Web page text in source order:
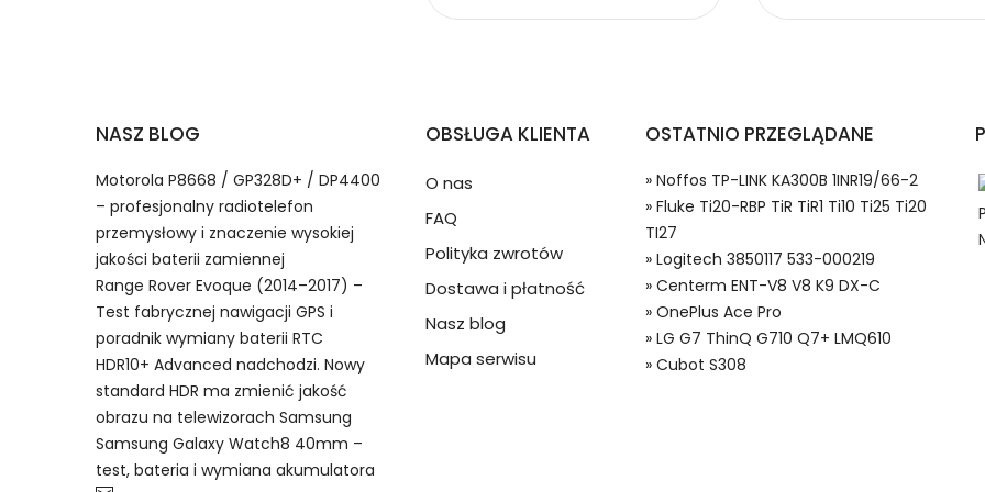
Dzięki ochronie kupujących w systemie PayPal możesz odzyskać całkowitą wartość
przedmiot do Ciebie nie dotrze lub będzie się znacznie różnić od opisu.
Model urządzenia
Numer produktu baterii
Fluke 40071698 bateria, 40071698 Baterie do Sterowników PLC, Alternatywna bateria do Fluke
TI27 akumulator.
NASZ BLOG
Motorola P8668 / GP328D+ / DP4400
– profesjonalny radiotelefon
przemysłowy i znaczenie wysokiej
jakości baterii zamiennej
Range Rover Evoque (2014–2017) –
Test fabrycznej nawigacji GPS i
poradnik wymiany baterii RTC
HDR10+ Advanced nadchodzi. Nowy
standard HDR ma zmienić jakość
obrazu na telewizorach Samsung
Samsung Galaxy Watch8 40mm –
test, bateria i wymiana akumulatora
OBSŁUGA KLIENTA
O nas
FAQ
Polityka zwrotów
Dostawa i płatność
Nasz blog
Mapa serwisu
OSTATNIO PRZEGLĄDANE
» Noffos TP-LINK KA300B 1INR19/66-2
» Fluke Ti20-RBP TiR TiR1 Ti10 Ti25 Ti20
TI27
» Logitech 3850117 533-000219
» Centerm ENT-V8 V8 K9 DX-C
» OnePlus Ace Pro
» LG G7 ThinQ G710 Q7+ LMQ610
» Cubot S308